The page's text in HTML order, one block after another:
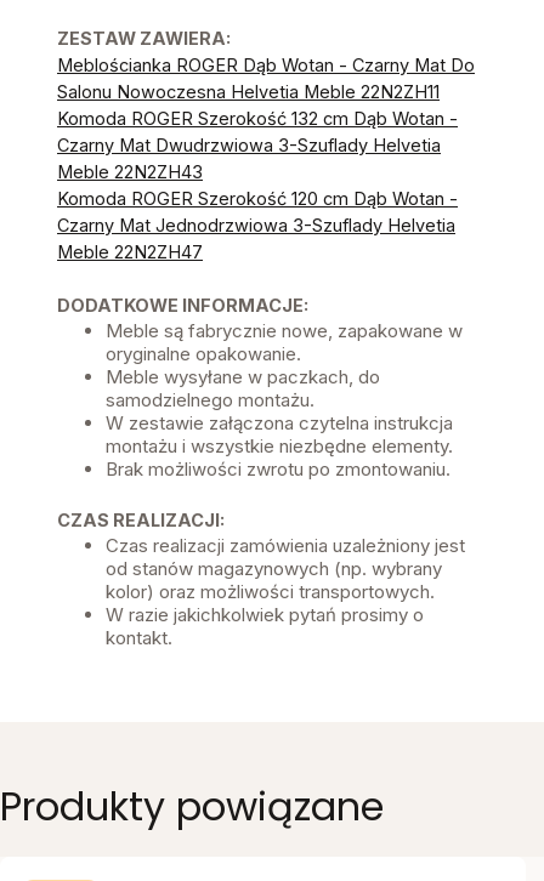
ZESTAW ZAWIERA:
Meblościanka ROGER Dąb Wotan - Czarny Mat Do
Salonu Nowoczesna Helvetia Meble 22N2ZH11
Komoda ROGER Szerokość 132 cm Dąb Wotan -
Czarny Mat Dwudrzwiowa 3-Szuflady Helvetia
Meble 22N2ZH43
Komoda ROGER Szerokość 120 cm Dąb Wotan -
Czarny Mat Jednodrzwiowa 3-Szuflady Helvetia
Meble 22N2ZH47
DODATKOWE INFORMACJE:
Meble są fabrycznie nowe, zapakowane w
oryginalne opakowanie.
Meble wysyłane w paczkach, do
samodzielnego montażu.
W zestawie załączona czytelna instrukcja
montażu i wszystkie niezbędne elementy.
Brak możliwości zwrotu po zmontowaniu.
CZAS REALIZACJI:
Czas realizacji zamówienia uzależniony jest
od stanów magazynowych (np. wybrany
kolor) oraz możliwości transportowych.
W razie jakichkolwiek pytań prosimy o
kontakt.
Produkty powiązane